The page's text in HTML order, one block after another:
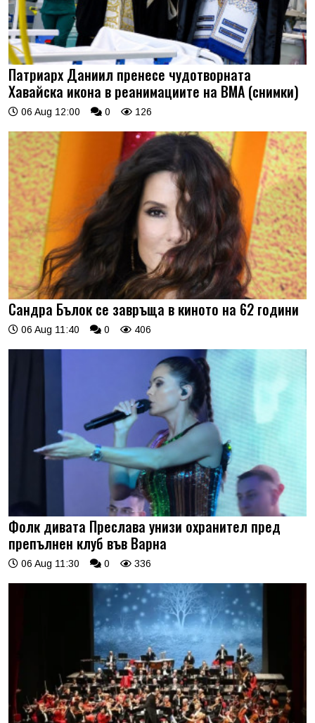
Патриарх Даниил пренесе чудотворната
Хавайска икона в реанимациите на ВМА (снимки)
06 Aug 12:00 0 126
Сандра Бълок се завръща в киното на 62 години
06 Aug 11:40 0 406
Фолк дивата Преслава унизи охранител пред
препълнен клуб във Варна
06 Aug 11:30 0 336